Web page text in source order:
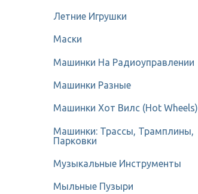
Летние Игрушки
Маски
Машинки На Радиоуправлении
Машинки Разные
Машинки Хот Вилс (Hot Wheels)
Машинки: Трассы, Трамплины,
Парковки
Музыкальные Инструменты
Мыльные Пузыри